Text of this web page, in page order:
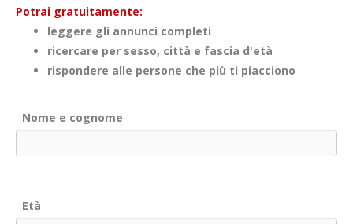
Potrai gratuitamente:
leggere gli annunci completi
ricercare per sesso, città e fascia d'età
rispondere alle persone che più ti piacciono
Nome e cognome
Età